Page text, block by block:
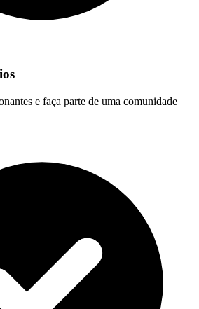
e faça parte de uma comunidade